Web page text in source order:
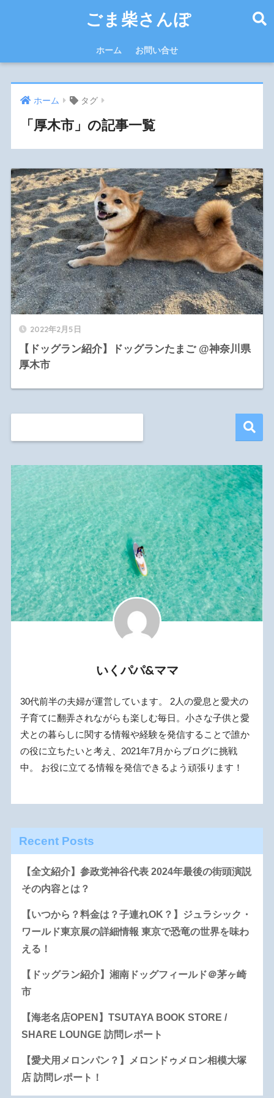
ごま柴さんぽ
ホーム お問い合せ
ホーム タグ
「厚木市」の記事一覧
2022年2月5日
【ドッグラン紹介】ドッグランたまご @神奈川県
厚木市
いくパパ&ママ
30代前半の夫婦が運営しています。 2人の愛息と愛犬の
子育てに翻弄されながらも楽しむ毎日。小さな子供と愛
犬との暮らしに関する情報や経験を発信することで誰か
の役に立ちたいと考え、2021年7月からブログに挑戦
中。 お役に立てる情報を発信できるよう頑張ります！
Recent Posts
【全文紹介】参政党神谷代表 2024年最後の街頭演説
その内容とは？
【いつから？料金は？子連れOK？】ジュラシック・
ワールド東京展の詳細情報 東京で恐竜の世界を味わ
える！
【ドッグラン紹介】湘南ドッグフィールド＠茅ヶ崎
市
【海老名店OPEN】TSUTAYA BOOK STORE /
SHARE LOUNGE 訪問レポート
【愛犬用メロンパン？】メロンドゥメロン相模大塚
店 訪問レポート！